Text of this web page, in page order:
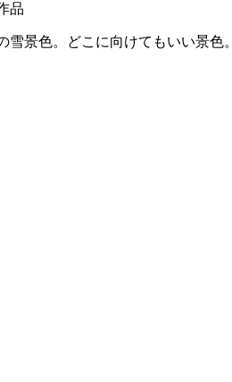
品
雪景色。どこに向けてもいい景色。